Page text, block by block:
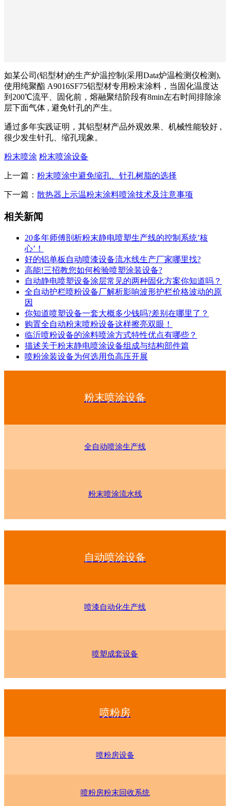
如某公司(铝型材)的生产炉温控制(采用Data炉温检测仪检测),
使用纯聚酯 A9016SF75铝型材专用粉末涂料，当固化温度达
到200℃流平、固化前，熔融聚结阶段有8min左右时间排除涂
层下面气体 , 避免针孔的产生。
通过多年实践证明，其铝型材产品外观效果、机械性能较好 ,
很少发生针孔、缩孔现象。
粉末喷涂 粉末喷涂设备
上一篇： 粉末喷涂中避免缩孔、针孔树脂的选择
下一篇： 散热器上示温粉末涂料喷涂技术及注意事项
相关新闻
20多年师傅剖析粉末静电喷塑生产线的控制系统’核
心’！
好的铝单板自动喷漆设备流水线生产厂家哪里找?
高能!三招教您如何检验喷塑涂装设备?
自动静电喷塑设备涂层常见的两种固化方案你知道吗？
全自动护栏喷粉设备厂解析影响波形护栏价格波动的原
因
你知道喷塑设备一套大概多少钱吗?差别在哪里了？
购置全自动粉末喷粉设备这样擦亮双眼！
临沂喷粉设备的涂料喷涂方式特性优点有哪些？
描述关于粉末静电喷涂设备组成与结构部件篇
喷粉涂装设备为何选用负高压开展
粉末喷涂设备
全自动喷涂生产线
粉末喷涂流水线
自动喷涂设备
喷漆自动化生产线
喷塑成套设备
喷粉房
喷粉房设备
喷粉房粉末回收系统